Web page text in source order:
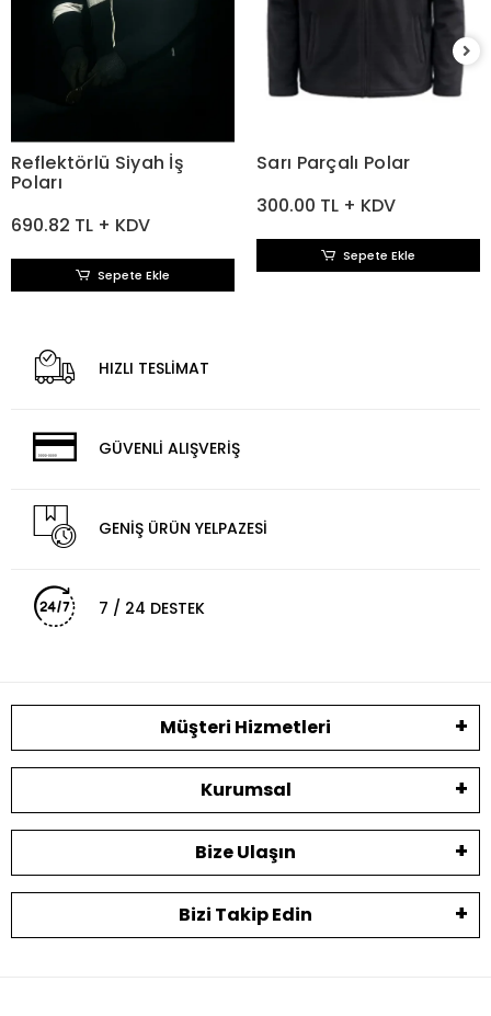
Reflektörlü Siyah İş
Poları
690.82 TL + KDV
Sepete Ekle
Sarı Parçalı Polar
300.00 TL + KDV
Sepete Ekle
HIZLI TESLİMAT
GÜVENLİ ALIŞVERİŞ
GENİŞ ÜRÜN YELPAZESİ
7 / 24 DESTEK
Müşteri Hizmetleri
Kurumsal
Bize Ulaşın
Bizi Takip Edin